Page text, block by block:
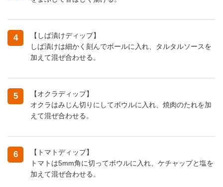
4
【しば漬けディップ】
しば漬けは細かく刻んでボールに入れ、タルタルソースを
加えて混ぜ合わせる。
5
【オクラディップ】
オクラはみじん切りにしてボウルに入れ、焼肉のたれを加
えて混ぜ合わせる。
6
【トマトディップ】
トマトは5mm角に切ってボウルに入れ、ケチャップと塩を
加えて混ぜ合わせる。